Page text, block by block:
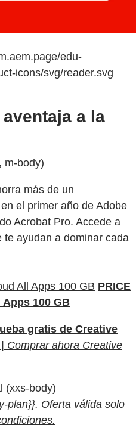
edu-
icons/svg/reader.svg
a la
m-body)
más de un
el primer año de Adobe
Acrobat Pro. Accede a
te ayudan a dominar cada
All Apps 100 GB PRICE
100 GB
gratis de Creative
Comprar ahora Creative
(xxs-body)
plan}}. Oferta válida solo